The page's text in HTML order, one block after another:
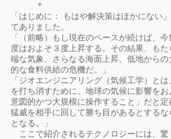
＊
「はじめに： もはや解決策はほかにない
てありました。
「（前略）もし現在のペースが続けば、
度はおよそ３度上昇する。その結果、も
端な気象、さらなる海面上昇、低地から
的な食料供給の危機だ。」
「ジオエンジニアリング（気候工学）と
を打ち消すために、地球の気候に影響を
意図的かつ大規模に操作すること」だと
猛威を相手に回して勝ち目があるとする
となる。」
ここで紹介されるテクノロジーには、